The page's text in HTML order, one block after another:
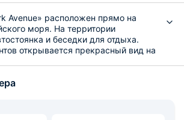
Avenue» расположен прямо на
моря. На территории
и беседки для отдыха.
открывается прекрасный вид на
Для пользования предоставлен